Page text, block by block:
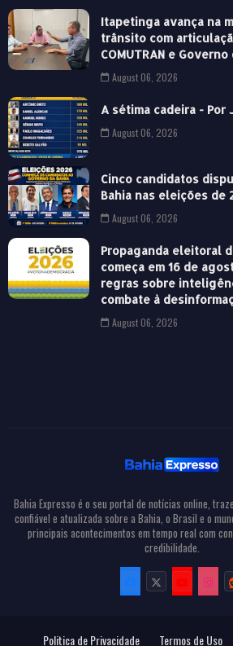
Itapetinga avança na
trânsito com
COMUTRAN e Governo
August 06, 2026
A sétima cadeira - Por
August 06, 2026
Cinco candidatos
Bahia nas eleições de
August 06, 2026
Propaganda eleitoral
começa em 16 de
regras sobre
combate à
August 06, 2026
Bahia Expresso é o seu portal de notícias online,
confiável e atualizada sobre a Bahia, o Brasil e o
principais acontecimentos em tempo real com
credibilidade.
Politica de Privacidade Termos de Uso